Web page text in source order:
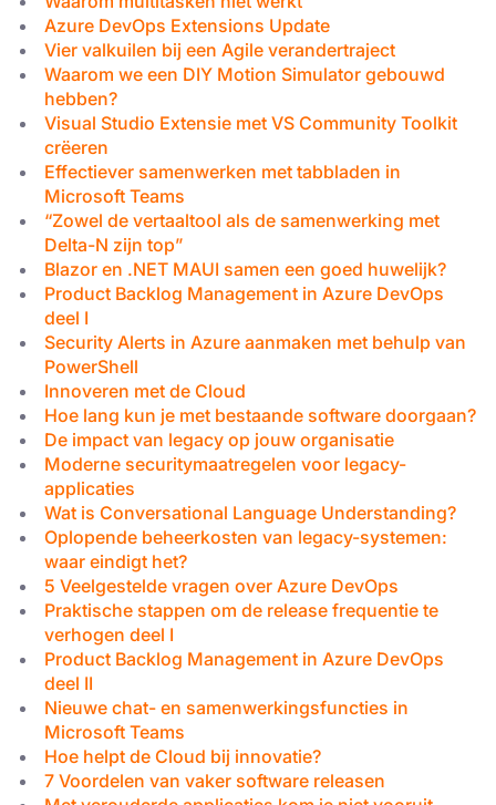
Azure DevOps Extensions Update
Vier valkuilen bij een Agile verandertraject
Waarom we een DIY Motion Simulator gebouwd
hebben?
Visual Studio Extensie met VS Community Toolkit
crëeren
Effectiever samenwerken met tabbladen in
Microsoft Teams
“Zowel de vertaaltool als de samenwerking met
Delta-N zijn top”
Blazor en .NET MAUI samen een goed huwelijk?
Product Backlog Management in Azure DevOps
deel I
Security Alerts in Azure aanmaken met behulp van
PowerShell
Innoveren met de Cloud
Hoe lang kun je met bestaande software doorgaan?
De impact van legacy op jouw organisatie
Moderne securitymaatregelen voor legacy-
applicaties
Wat is Conversational Language Understanding?
Oplopende beheerkosten van legacy-systemen:
waar eindigt het?
5 Veelgestelde vragen over Azure DevOps
Praktische stappen om de release frequentie te
verhogen deel I
Product Backlog Management in Azure DevOps
deel II
Nieuwe chat- en samenwerkingsfuncties in
Microsoft Teams
Hoe helpt de Cloud bij innovatie?
7 Voordelen van vaker software releasen